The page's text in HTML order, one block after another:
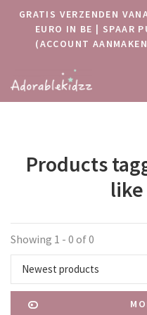
GRATIS VERZENDEN
EURO IN BE | SPAAR
(ACCOUNT
Products
Showing 1 - 0 of 0
Newest products